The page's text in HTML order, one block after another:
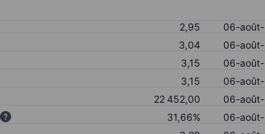
2,95
06-
3,04
06-
3,15
06-
3,15
06-
22 452,00
06-
31,66%
06-